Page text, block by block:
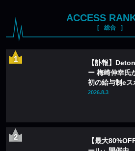
ACCESS
総合
【訃報】
ー 梅崎伸幸
初の給与制e
2026.8.3
【最大